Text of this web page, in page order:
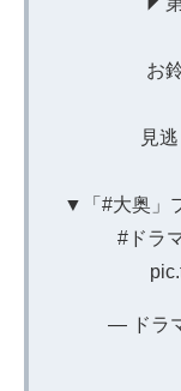
お
見
▼「 #大奥 」
#ドラ
— ドラ